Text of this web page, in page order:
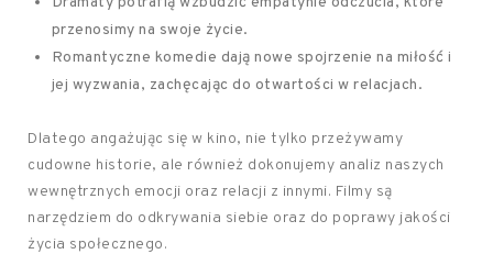
przenosimy na swoje życie.
Romantyczne komedie dają nowe spojrzenie na miłość i
jej wyzwania, zachęcając do otwartości w relacjach.
Dlatego angażując się w kino, nie tylko przeżywamy
cudowne historie, ale również dokonujemy analiz naszych
wewnętrznych emocji oraz relacji z innymi. Filmy są
narzędziem do odkrywania siebie oraz do poprawy jakości
życia społecznego.